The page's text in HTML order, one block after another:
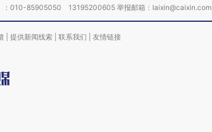
：010-85905050 13195200605 举报邮箱：laixin@caixin.com
提供新闻线索 联系我们 友情链接